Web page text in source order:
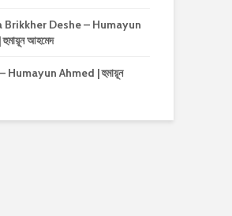
Brikkher Deshe – Humayun
আহমেদ
Humayun Ahmed | হুমায়ূন